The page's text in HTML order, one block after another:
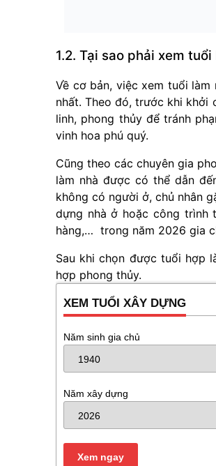
1.2. Tại sao phải xem
Về cơ bản, việc xem tuổi
nhất. Theo đó, trước khi khởi
linh, phong thủy để tránh
vinh hoa phú quý.
Cũng theo các chuyên gia
làm nhà được có thể dẫn
không có người ở, chủ nhân
dựng nhà ở hoặc công trình
hàng,… trong năm 2026 gia
Sau khi chọn được tuổi hợp
hợp phong thủy.
XEM TUỔI XÂY DỰNG
Năm sinh gia chủ
Năm xây dựng